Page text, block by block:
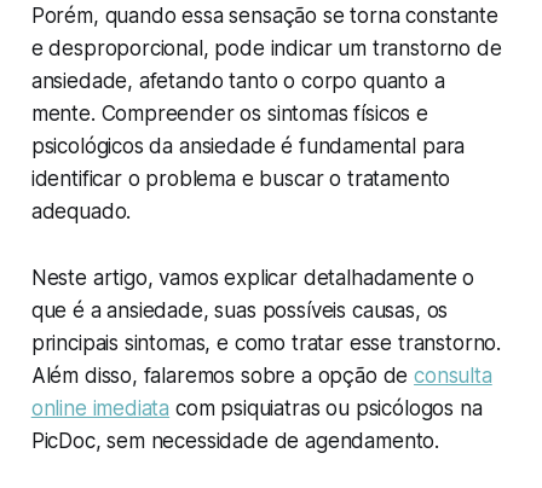
Porém, quando essa sensação se torna constante
e desproporcional, pode indicar um transtorno de
ansiedade, afetando tanto o corpo quanto a
mente. Compreender os sintomas físicos e
psicológicos da ansiedade é fundamental para
identificar o problema e buscar o tratamento
adequado.
Neste artigo, vamos explicar detalhadamente o
que é a ansiedade, suas possíveis causas, os
principais sintomas, e como tratar esse transtorno.
Além disso, falaremos sobre a opção deconsulta
online imediata com psiquiatras ou psicólogos na
PicDoc, sem necessidade de agendamento.